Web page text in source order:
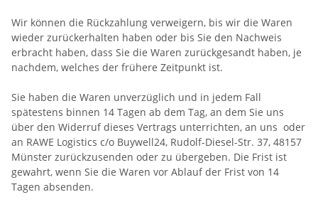
Wir können die Rückzahlung verweigern, bis wir die Waren
wieder zurückerhalten haben oder bis Sie den Nachweis
erbracht haben, dass Sie die Waren zurückgesandt haben, je
nachdem, welches der frühere Zeitpunkt ist.
Sie haben die Waren unverzüglich und in jedem Fall
spätestens binnen 14 Tagen ab dem Tag, an dem Sie uns
über den Widerruf dieses Vertrags unterrichten, an uns oder
an RAWE Logistics c/o Buywell24, Rudolf-Diesel-Str. 37, 48157
Münster zurückzusenden oder zu übergeben. Die Frist ist
gewahrt, wenn Sie die Waren vor Ablauf der Frist von 14
Tagen absenden.